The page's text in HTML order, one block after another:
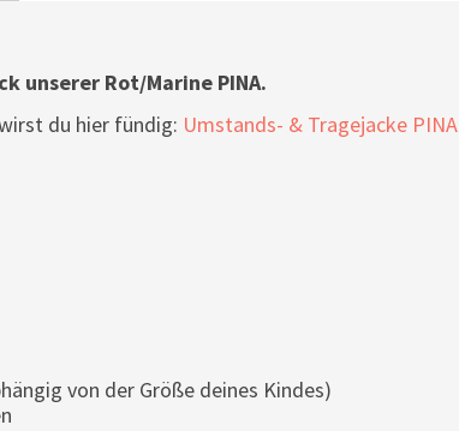
unserer Rot/Marine PINA.
du hier fündig: Umstands- & Tragejacke PINA
von der Größe deines Kindes)